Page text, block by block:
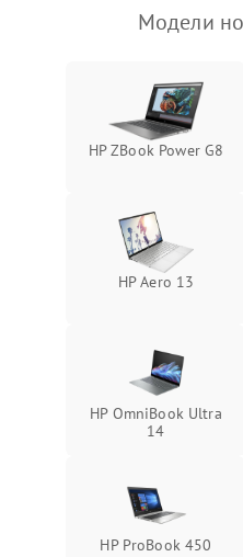
пропадание диска
оперативной памяти:
вылеты приложений,
синие экраны
Модели
HP ZBook Power G8
HP Aero 13
HP OmniBook Ultra
14
HP ProBook 450